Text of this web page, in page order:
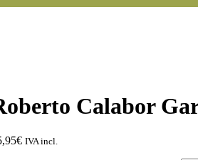
Calabor
€ IVA incl.